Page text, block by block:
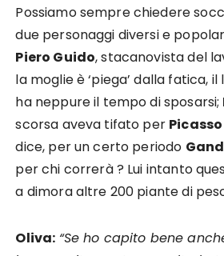
Possiamo sempre chiedere
due personaggi diversi e
Piero Guido, stacanovista del
la moglie è ‘piega’ dalla fatica,
ha neppure il tempo di sposarsi;
scorsa aveva tifato per Picasso
dice, per un certo periodo
per chi correrà ? Lui intanto
a dimora altre 200 piante di
Oliva: “Se ho capito bene